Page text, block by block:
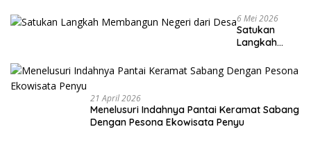
6 Mei 2026
Satukan
Langkah
Negeri dari
Desa
21 April 2026
Menelusuri Indahnya Pantai Keramat Sabang
Dengan Pesona Ekowisata Penyu